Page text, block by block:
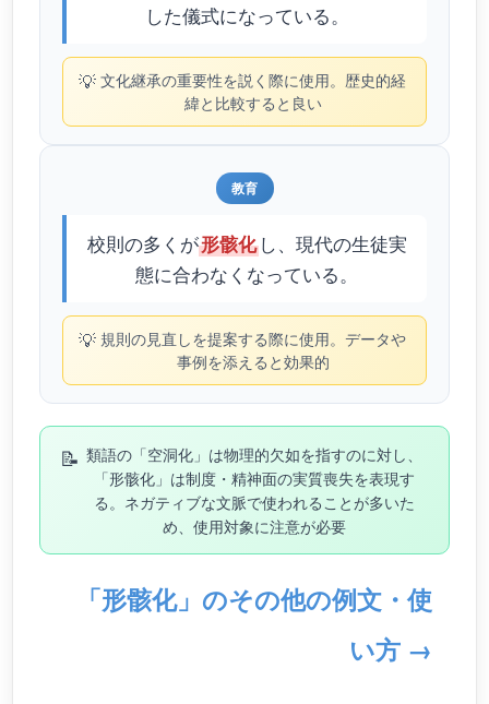
した儀式になっている。
💡 文化継承の重要性を説く際に使用。歴史的経
緯と比較すると良い
教育
校則の多くが形骸化し、現代の生徒実
態に合わなくなっている。
💡 規則の見直しを提案する際に使用。データや
事例を添えると効果的
📝 類語の「空洞化」は物理的欠如を指すのに対し、
「形骸化」は制度・精神面の実質喪失を表現す
る。ネガティブな文脈で使われることが多いた
め、使用対象に注意が必要
「形骸化」のその他の例文・使
い方 →